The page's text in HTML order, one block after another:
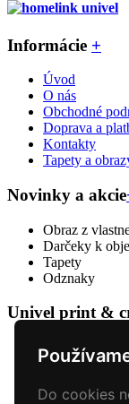
Do cookies
Informácie +
Úvod
O nás
Obchodné
Doprava a
Kontakty
Tapety a
Novinky a akcie
Obraz z
Darčeky k
Tapety
Odznaky
Univel print &
Reklamný
Polepy áut